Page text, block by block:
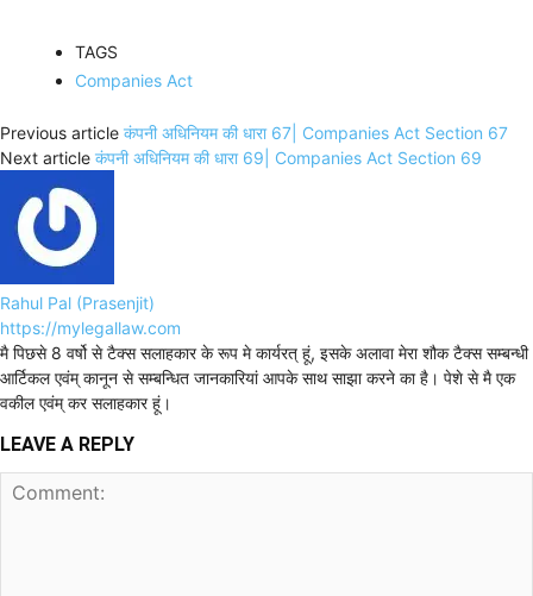
TAGS
Companies Act
Previous article कंपनी अधिनियम की धारा 67| Companies Act Section 67
Next article कंपनी अधिनियम की धारा 69| Companies Act Section 69
Rahul Pal (Prasenjit)
https://mylegallaw.com
मै पिछसे 8 वर्षो से टैक्स सलाहकार के रूप मे कार्यरत् हूं, इसके अलावा मेरा शौक टैक्स सम्बन्धी
आर्टिकल एवंम् कानून से सम्बन्धित जानकारियां आपके साथ साझा करने का है। पेशे से मै एक
वकील एवंम् कर सलाहकार हूं।
LEAVE A REPLY